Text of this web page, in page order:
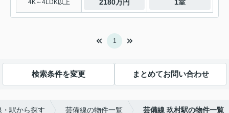
4K～4LDK以上 2180万円 1室
1
検索条件を変更 まとめてお問い合わせ
・駅から探す 芸備線の物件一覧 芸備線 玖村駅の物件一覧